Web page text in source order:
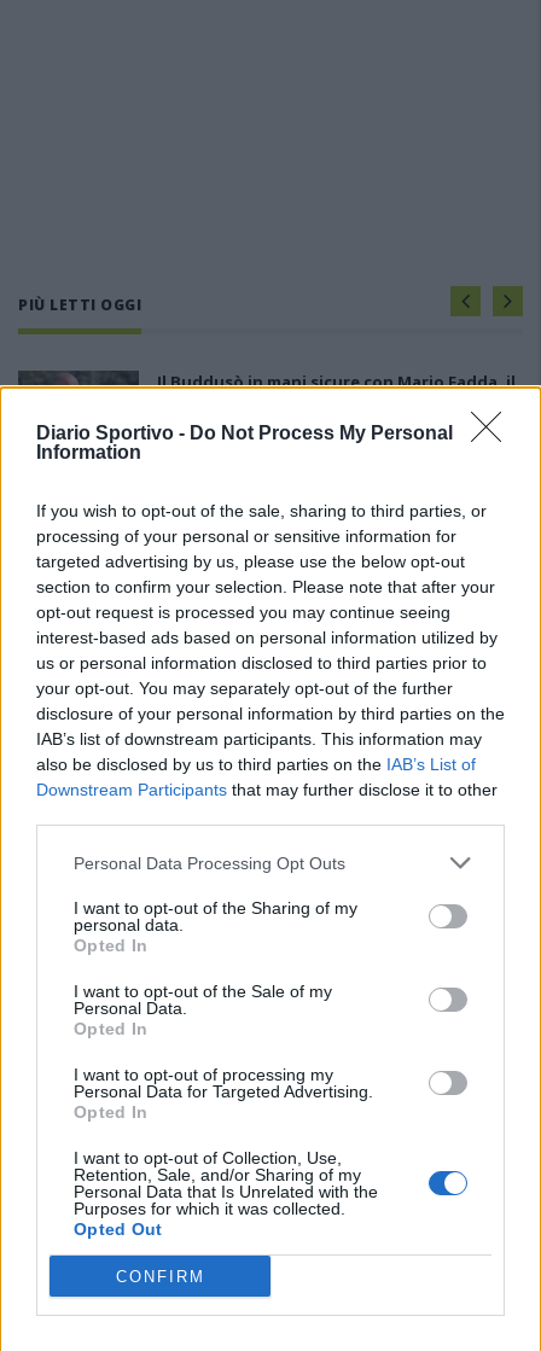
Diario Sportivo - Do Not Process My Personal
Information
If you wish to opt-out of the sale, sharing to third parties, or
processing of your personal or sensitive information for
targeted advertising by us, please use the below opt-out
section to confirm your selection. Please note that after your
opt-out request is processed you may continue seeing
interest-based ads based on personal information utilized by
us or personal information disclosed to third parties prior to
your opt-out. You may separately opt-out of the further
disclosure of your personal information by third parties on the
IAB’s list of downstream participants. This information may
also be disclosed by us to third parties on the IAB’s List of
Downstream Participants that may further disclose it to other
Personal Data Processing Opt Outs
I want to opt-out of the Sharing of my
personal data.
Opted In
I want to opt-out of the Sale of my
Personal Data.
Opted In
I want to opt-out of processing my
Personal Data for Targeted Advertising.
Opted In
I want to opt-out of Collection, Use,
Retention, Sale, and/or Sharing of my
Personal Data that Is Unrelated with the
Purposes for which it was collected.
Opted Out
CONFIRM
PIÙ LETTI OGGI
Il Buddusò in mani sicure con Mario Fadda, il
5 Ago 2026
a sei, l'Ilva è la prima società tra le non
ripescate
5 Ago 2026
Le 5 sarde ancora nel girone G con 8 squadre
laziali, 4 campane e la novità dei molisani del
Venafro
Coppa Italia: gli accoppiamenti dei 16esimi di
finale con i derby a Cagliari, Sassari e
Macomer
5 Ago 2026
di finale con i derby di Gallura, Barbagia e
5 Ago 2026